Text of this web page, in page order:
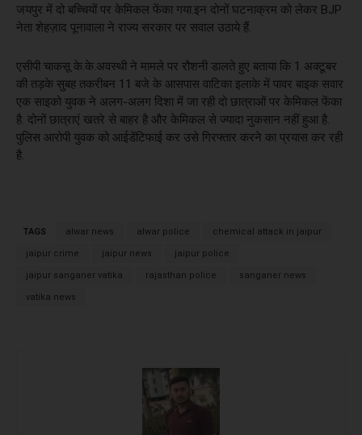
जयपुर में दो बच्चियों पर केमिकल फेंका गया.इन दोनों घटनाक्रम को लेकर BJP
नेता शेहज़ाद पूनावाला ने राज्य सरकार पर सवाल उठाये हैं.
एसीपी चाकसू के.के.अवस्थी ने मामले पर रौशनी डालते हुए बताया कि 1 अक्टूबर
की तड़के सुबह तकरीबन 11 बजे के आसपास वाटिका इलाके में पावर बाइक सवार
एक साइको युवक ने अलग-अलग दिशा में जा रही दो छात्राओं पर केमिकल फेंका
है. दोनों छात्राएं खतरे से बाहर है और केमिकल से ज्यादा नुकसान नहीं हुआ है.
पुलिस आरोपी युवक को आईडेंटिफाई कर उसे गिरफ्तार करने का प्रयास कर रही
है.
TAGS alwar news alwar police chemical attack in jaipur
jaipur crime jaipur news jaipur police
jaipur sanganer vatika rajasthan police sanganer news
vatika news